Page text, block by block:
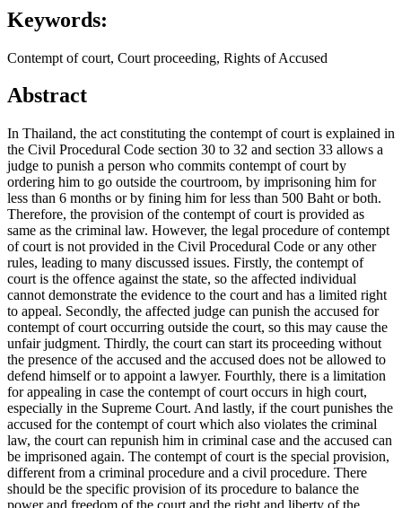
Keywords:
Contempt of court, Court proceeding, Rights of Accused
Abstract
In Thailand, the act constituting the contempt of court is explained in
the Civil Procedural Code section 30 to 32 and section 33 allows a
judge to punish a person who commits contempt of court by
ordering him to go outside the courtroom, by imprisoning him for
less than 6 months or by fining him for less than 500 Baht or both.
Therefore, the provision of the contempt of court is provided as
same as the criminal law. However, the legal procedure of contempt
of court is not provided in the Civil Procedural Code or any other
rules, leading to many discussed issues. Firstly, the contempt of
court is the offence against the state, so the affected individual
cannot demonstrate the evidence to the court and has a limited right
to appeal. Secondly, the affected judge can punish the accused for
contempt of court occurring outside the court, so this may cause the
unfair judgment. Thirdly, the court can start its proceeding without
the presence of the accused and the accused does not be allowed to
defend himself or to appoint a lawyer. Fourthly, there is a limitation
for appealing in case the contempt of court occurs in high court,
especially in the Supreme Court. And lastly, if the court punishes the
accused for the contempt of court which also violates the criminal
law, the court can repunish him in criminal case and the accused can
be imprisoned again. The contempt of court is the special provision,
different from a criminal procedure and a civil procedure. There
should be the specific provision of its procedure to balance the